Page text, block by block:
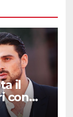
il
con